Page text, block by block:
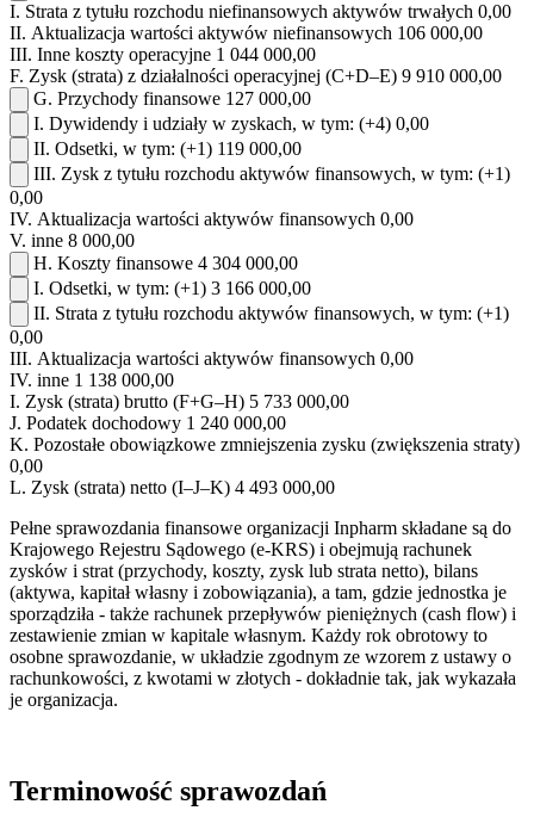
I. Strata z tytułu rozchodu niefinansowych aktywów trwałych 0,00
II. Aktualizacja wartości aktywów niefinansowych 106 000,00
III. Inne koszty operacyjne 1 044 000,00
F. Zysk (strata) z działalności operacyjnej (C+D–E) 9 910 000,00
G. Przychody finansowe 127 000,00
I. Dywidendy i udziały w zyskach, w tym: (+4) 0,00
II. Odsetki, w tym: (+1) 119 000,00
III. Zysk z tytułu rozchodu aktywów finansowych, w tym: (+1)
0,00
IV. Aktualizacja wartości aktywów finansowych 0,00
V. inne 8 000,00
H. Koszty finansowe 4 304 000,00
I. Odsetki, w tym: (+1) 3 166 000,00
II. Strata z tytułu rozchodu aktywów finansowych, w tym: (+1)
0,00
III. Aktualizacja wartości aktywów finansowych 0,00
IV. inne 1 138 000,00
I. Zysk (strata) brutto (F+G–H) 5 733 000,00
J. Podatek dochodowy 1 240 000,00
K. Pozostałe obowiązkowe zmniejszenia zysku (zwiększenia straty)
0,00
L. Zysk (strata) netto (I–J–K) 4 493 000,00
Pełne sprawozdania finansowe organizacji Inpharm składane są do
Krajowego Rejestru Sądowego (e-KRS) i obejmują rachunek
zysków i strat (przychody, koszty, zysk lub strata netto), bilans
(aktywa, kapitał własny i zobowiązania), a tam, gdzie jednostka je
sporządziła - także rachunek przepływów pieniężnych (cash flow) i
zestawienie zmian w kapitale własnym. Każdy rok obrotowy to
osobne sprawozdanie, w układzie zgodnym ze wzorem z ustawy o
rachunkowości, z kwotami w złotych - dokładnie tak, jak wykazała
je organizacja.
Terminowość sprawozdań